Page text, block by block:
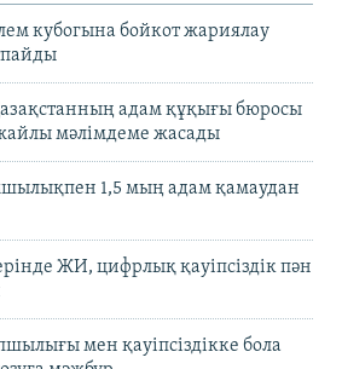
кубогына бойкот жариялау
адам құқығы бюросы
мәлімдеме жасады
1,5 мың адам қамаудан
ЖИ, цифрлық қауіпсіздік пән
мен қауіпсіздікке бола